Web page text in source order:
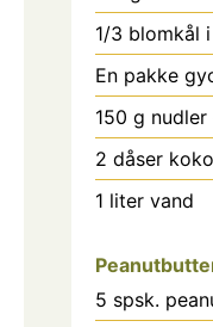
1/3 blomkål
En pakke
150 g nudler
2 dåser
1 liter vand
5 spsk.